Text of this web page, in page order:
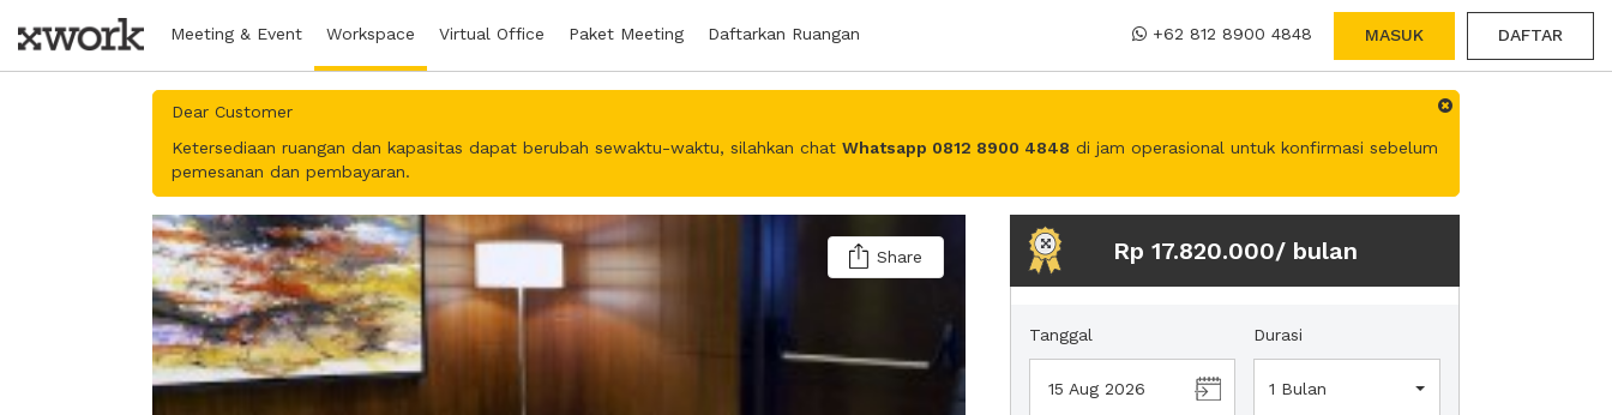
Meeting & Event Workspace Virtual Office Paket Meeting Daftarkan Ruangan +62 812 8900 4848 MASUK DAFTAR
Dear Customer
Ketersediaan ruangan dan kapasitas dapat berubah sewaktu-waktu, silahkan chat Whatsapp 0812 8900 4848 di jam operasional untuk konfirmasi sebelum
pemesanan dan pembayaran.
Share Rp 17.820.000/ bulan
Tanggal
15 Aug 2026
Durasi
1 Bulan